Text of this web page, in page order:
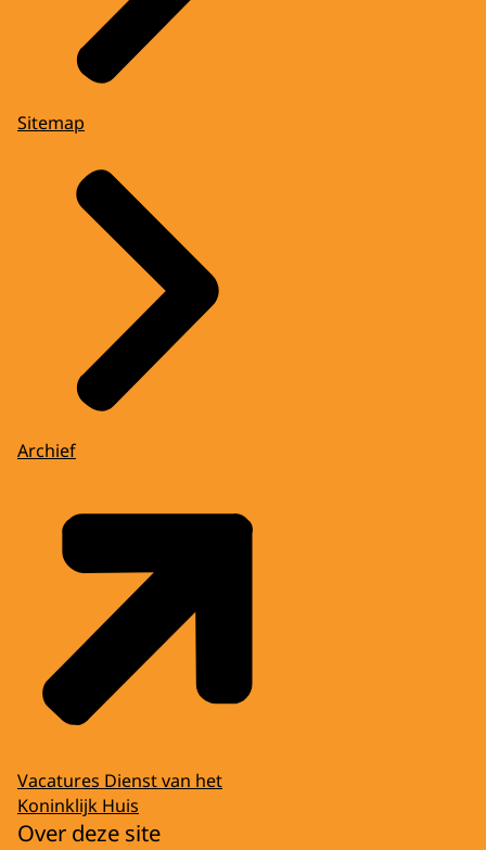
Sitemap
Archief
Vacatures Dienst van het
Koninklijk Huis
Over deze site